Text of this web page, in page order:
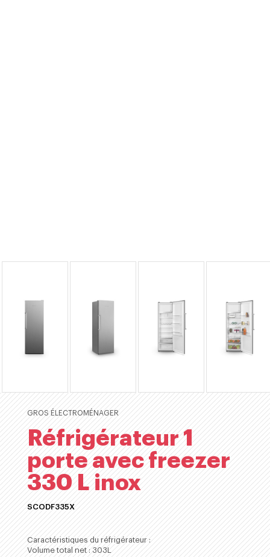
GROS ÉLECTROMÉNAGER
Réfrigérateur 1
porte avec freezer
330 L inox
SCODF335X
ACHETER
Caractéristiques du réfrigérateur :
Volume total net : 303L